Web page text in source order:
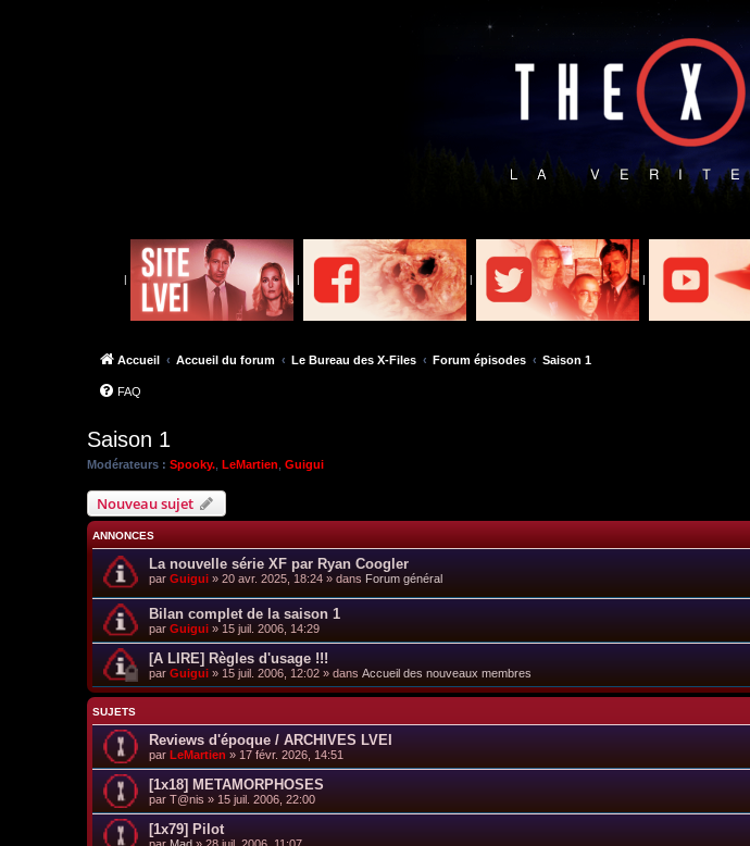
| | | |
Accueil Accueil du forum Le Bureau des X-Files Forum épisodes Saison 1
FAQ
Saison 1
Modérateurs : Spooky. LeMartien Guigui
Nouveau sujet
ANNONCES
La nouvelle série XF par Ryan Coogler
par Guigui » 20 avr. 2025, 18:24 » dans Forum général
Bilan complet de la saison 1
par Guigui » 15 juil. 2006, 14:29
[A LIRE] Règles d'usage !!!
par Guigui » 15 juil. 2006, 12:02 » dans Accueil des nouveaux membres
SUJETS
Reviews d'époque / ARCHIVES LVEI
par LeMartien » 17 févr. 2026, 14:51
[1x18] METAMORPHOSES
par T@nis » 15 juil. 2006, 22:00
[1x79] Pilot